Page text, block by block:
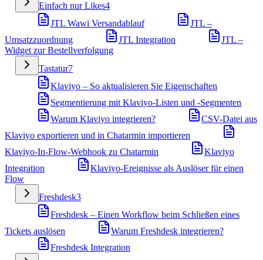
Einfach nur Likes4
JTL Wawi Versandablauf
JTL –
Umsatzzuordnung
JTL Integration
JTL –
Widget zur Bestellverfolgung
Tastatur7
Klaviyo – So aktualisieren Sie Eigenschaften
Segmentierung mit Klaviyo-Listen und -Segmenten
Warum Klaviyo integrieren?
CSV-Datei aus
Klaviyo exportieren und in Chatarmin importieren
Klaviyo-In-Flow-Webhook zu Chatarmin
Klaviyo
Integration
Klaviyo-Ereignisse als Auslöser für einen
Flow
Freshdesk3
Freshdesk – Einen Workflow beim Schließen eines
Tickets auslösen
Warum Freshdesk integrieren?
Freshdesk Integration